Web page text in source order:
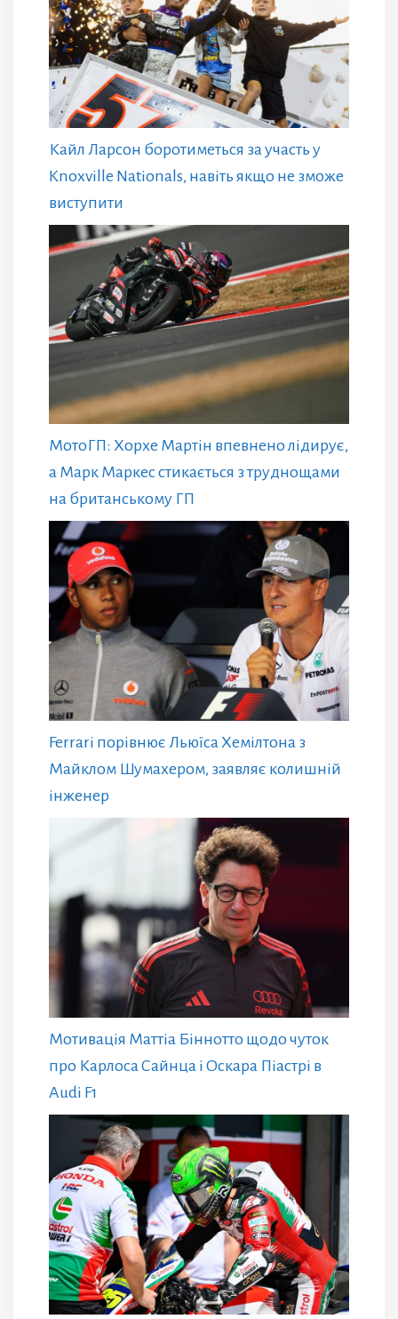
Кайл Ларсон боротиметься за участь у
Knoxville Nationals, навіть якщо не зможе
виступити
МотоГП: Хорхе Мартін впевнено лідирує,
а Марк Маркес стикається з труднощами
на британському ГП
Ferrari порівнює Льюїса Хемілтона з
Майклом Шумахером, заявляє колишній
інженер
Мотивація Маттіа Біннотто щодо чуток
про Карлоса Сайнца і Оскара Піастрі в
Audi F1